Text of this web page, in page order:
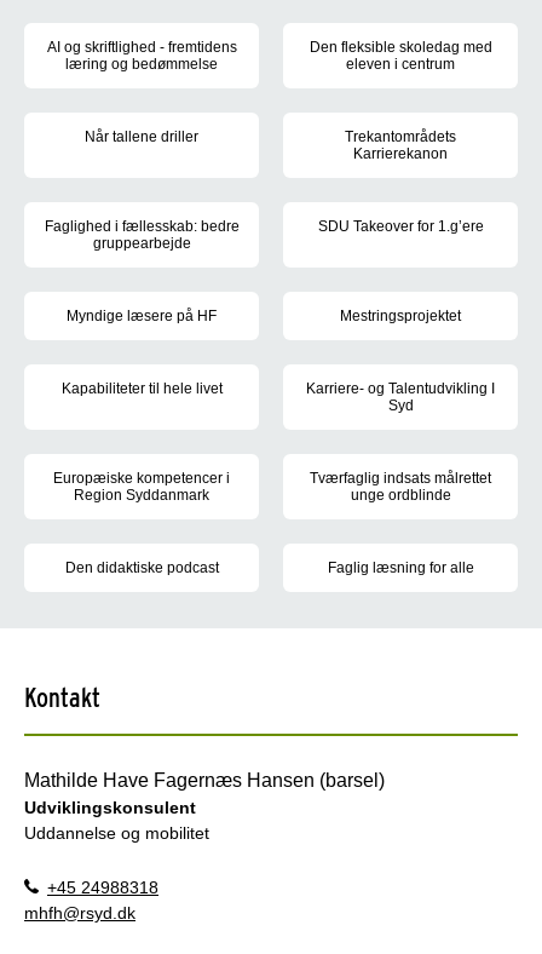
AI og skriftlighed - fremtidens
læring og bedømmelse
Den fleksible skoledag med
eleven i centrum
Når tallene driller
Trekantområdets
Karrierekanon
Faglighed i fællesskab: bedre
gruppearbejde
SDU Takeover for 1.g’ere
Myndige læsere på HF Mestringsprojektet
Kapabiliteter til hele livet
Projektets formål er at udvikle en ny tilgang til eleverne på
Karriere- og Talentudvikling I
Syd
Europæiske kompetencer i
Region Syddanmark
Tværfaglig indsats målrettet
unge ordblinde
Den didaktiske podcast Faglig læsning for alle
Kontakt
Mathilde Have Fagernæs Hansen (barsel)
Udviklingskonsulent
Uddannelse og mobilitet
+45 24988318
mhfh@rsyd.dk